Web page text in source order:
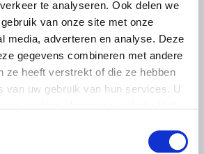
te analyseren. Ook delen we
van onze site met onze
media, adverteren en analyse. Deze
gegevens combineren met andere
ze heeft verstrekt of die ze hebben
van uw gebruik van hun services. U
bij demonstratie tegen
en LTO Nederland roepen hun
14 augustus massaal naar